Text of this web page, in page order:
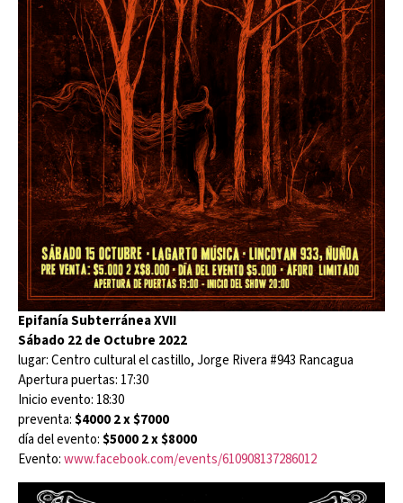
Epifanía Subterránea XVII
Sábado 22 de Octubre 2022
lugar: Centro cultural el castillo, Jorge Rivera #943 Rancagua
Apertura puertas: 17:30
Inicio evento: 18:30
preventa:$4000 2 x $7000
día del evento:$5000 2 x $8000
Evento:www.facebook.com/events/610908137286012